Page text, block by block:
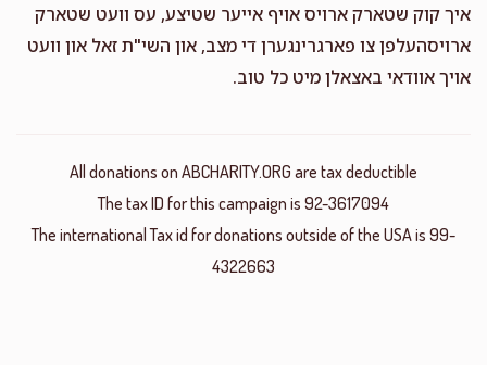
איך קוק שטארק ארויס אויף אייער שטיצע, עס וועט שטארק
ארויסהעלפן צו פארגרינגערן די מצב, און השי"ת זאל און וועט
אויך אוודאי באצאלן מיט כל טוב.
All donations on ABCHARITY.ORG are tax deductible
The tax ID for this campaign is 92-3617094
The international Tax id for donations outside of the USA is 99-
4322663